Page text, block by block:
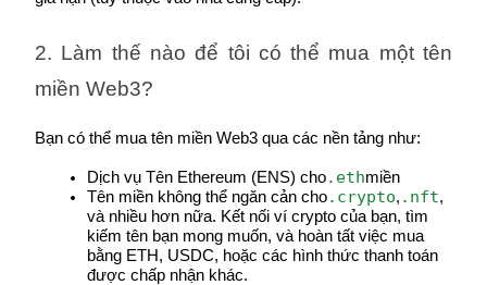
2. Làm thế nào để tôi có thể mua một tên
miền Web3?
Bạn có thể mua tên miền Web3 qua các nền tảng như:
Dịch vụ Tên Ethereum (ENS) cho.ethmiền
Tên miền không thể ngăn cản cho.crypto, .nft,
và nhiều hơn nữa. Kết nối ví crypto của bạn, tìm
kiếm tên bạn mong muốn, và hoàn tất việc mua
bằng ETH, USDC, hoặc các hình thức thanh toán
được chấp nhận khác.